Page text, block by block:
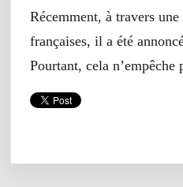
Récemment, à travers
françaises, il a été
Pourtant, cela